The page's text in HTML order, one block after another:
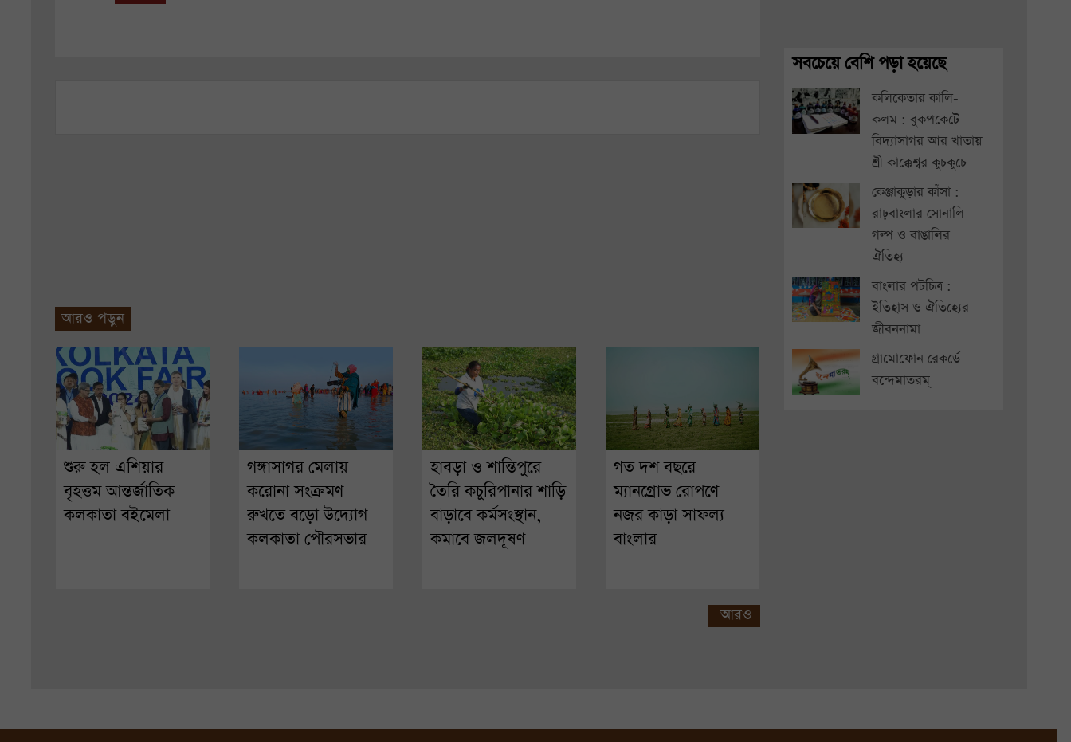
আরও পড়ুন
শুরু হল এশিয়ার
বৃহত্তম আন্তর্জাতিক
কলকাতা বইমেলা
গঙ্গাসাগর মেলায়
করোনা সংক্রমণ
রুখতে বড়ো উদ্যোগ
কলকাতা পৌরসভার
হাবড়া ও শান্তিপুরে
তৈরি কচুরিপানার শাড়ি
বাড়াবে কর্মসংস্থান,
কমাবে জলদূষণ
গত দশ বছরে
ম্যানগ্রোভ রোপণে
নজর কাড়া সাফল্য
বাংলার
আরও
সবচেয়ে বেশি পড়া হয়েছে
কলিকেতার কালি-
কলম : বুকপকেটে
বিদ্যাসাগর আর খাতায়
শ্রী কাক্কেশ্বর কুচকুচে
কেঞ্জাকুড়ার কাঁসা :
রাঢ়বাংলার সোনালি
গল্প ও বাঙালির
ঐতিহ্য
বাংলার পটচিত্র :
ইতিহাস ও ঐতিহ্যের
জীবননামা
গ্রামোফোন রেকর্ডে
বন্দেমাতরম্